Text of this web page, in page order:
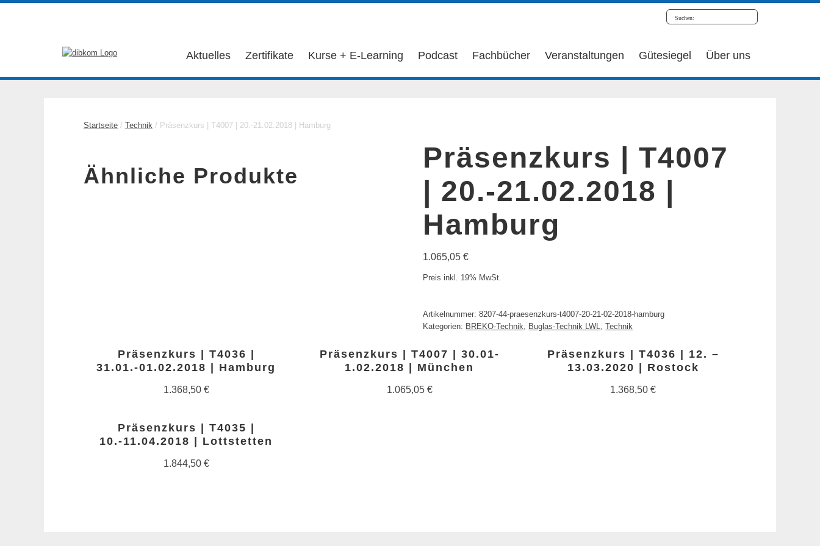
Aktuelles Zertifikate Kurse + E-Learning Podcast Fachbücher Veranstaltungen Gütesiegel Über uns
Startseite / Technik / Präsenzkurs | T4007 | 20.-21.02.2018 | Hamburg
Präsenzkurs | T4007
| 20.-21.02.2018 |
Hamburg
1.065,05€
Preis inkl. 19% MwSt.
Artikelnummer:8207-44-praesenzkurs-t4007-20-21-02-2018-hamburg
Kategorien: BREKO-Technik, Buglas-Technik LWL,Technik
Ähnliche Produkte
Präsenzkurs | T4036 |
31.01.-01.02.2018 | Hamburg
1.368,50 €
Präsenzkurs | T4007 | 30.01-
1.02.2018 | München
1.065,05 €
Präsenzkurs | T4036 | 12. –
13.03.2020 | Rostock
1.368,50€
Präsenzkurs | T4035 |
10.-11.04.2018 | Lottstetten
1.844,50 €